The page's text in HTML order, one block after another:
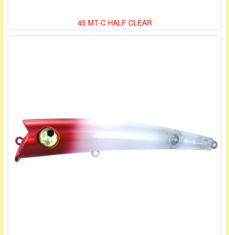
45 MT-C HALF CLEAR